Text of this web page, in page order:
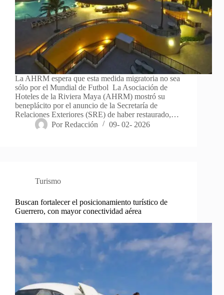
La AHRM espera que esta medida migratoria no sea
sólo por el Mundial de Futbol La Asociación de
Hoteles de la Riviera Maya (AHRM) mostró su
beneplácito por el anuncio de la Secretaría de
Relaciones Exteriores (SRE) de haber restaurado,…
Por Redacción 09- 02- 2026
Turismo
Buscan fortalecer el posicionamiento turístico de
Guerrero, con mayor conectividad aérea